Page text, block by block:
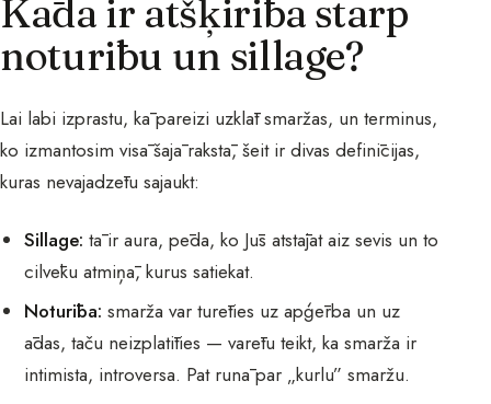
Kāda ir atšķirība starp
noturību un sillage?
Lai labi izprastu, kā pareizi uzklāt smaržas, un terminus,
ko izmantosim visā šajā rakstā, šeit ir divas definīcijas,
kuras nevajadzētu sajaukt:
Sillage:tā ir aura, pēda, ko Jūs atstājat aiz sevis un to
cilvēku atmiņā, kurus satiekat.
Noturība: smarža var turēties uz apģērba un uz
ādas, taču neizplatīties — varētu teikt, ka smarža ir
intimista, introversa. Pat runā par „kurlu” smaržu.